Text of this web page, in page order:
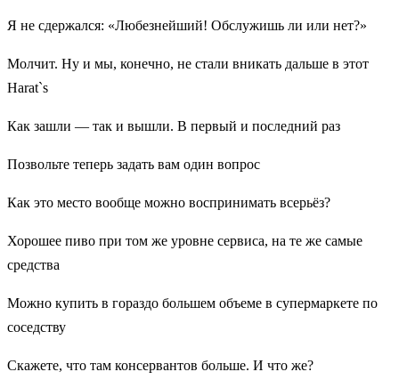
Я не сдержался: «Любезнейший! Обслужишь ли или нет?»
Молчит. Ну и мы, конечно, не стали вникать дальше в этот
Harat`s
Как зашли — так и вышли. В первый и последний раз
Позвольте теперь задать вам один вопрос
Как это место вообще можно воспринимать всерьёз?
Хорошее пиво при том же уровне сервиса, на те же самые
средства
Можно купить в гораздо большем объеме в супермаркете по
соседству
Скажете, что там консервантов больше. И что же?